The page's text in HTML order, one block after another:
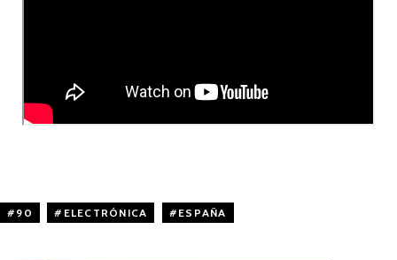
90 ELECTRÓNICA ESPAÑA